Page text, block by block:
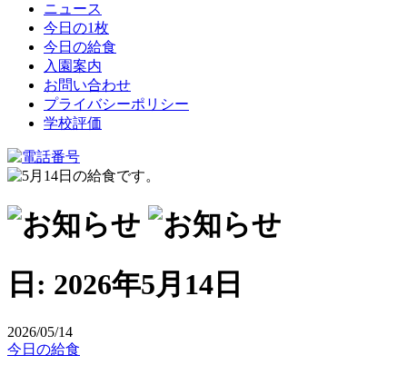
ニュース
今日の1枚
今日の給食
入園案内
お問い合わせ
プライバシーポリシー
学校評価
日: 2026年5月14日
2026/05/14
今日の給食